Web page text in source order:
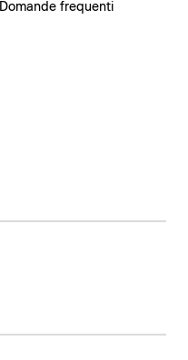
Domande frequenti